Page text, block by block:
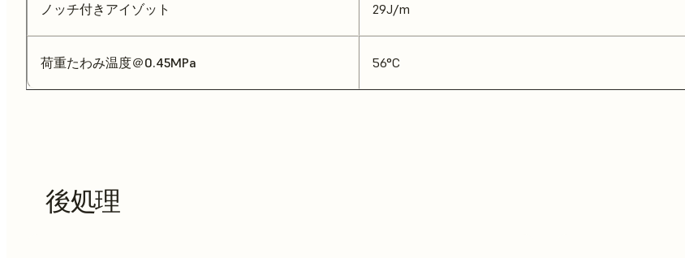
ノッチ付きアイゾット 29J/m
荷重たわみ温度＠0.45MPa 56°C
後処理